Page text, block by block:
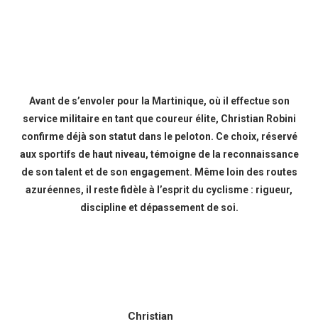
Avant de s’envoler pour la Martinique, où il effectue son
service militaire en tant que coureur élite, Christian Robini
confirme déjà son statut dans le peloton. Ce choix, réservé
aux sportifs de haut niveau, témoigne de la reconnaissance
de son talent et de son engagement. Même loin des routes
azuréennes, il reste fidèle à l’esprit du cyclisme : rigueur,
discipline et dépassement de soi.
Christian